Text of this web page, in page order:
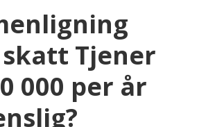
Tjener
000 per år